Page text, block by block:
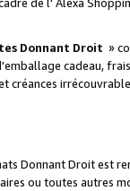
Donnant Droit »
cadeau,
créances
Donnant Droit est
ou toutes autres